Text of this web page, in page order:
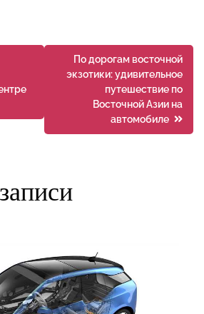
По дорогам восточной
экзотики: удивительное
путешествие по
Восточной Азии на
автомобиле